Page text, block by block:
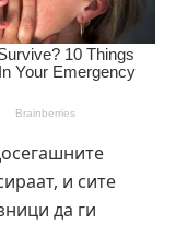
и сите
да ги